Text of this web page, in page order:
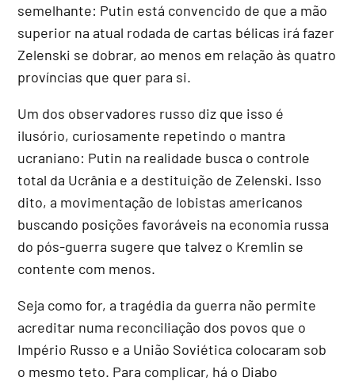
semelhante: Putin está convencido de que a mão
superior na atual rodada de cartas bélicas irá fazer
Zelenski se dobrar, ao menos em relação às quatro
províncias que quer para si.
Um dos observadores russo diz que isso é
ilusório, curiosamente repetindo o mantra
ucraniano: Putin na realidade busca o controle
total da Ucrânia e a destituição de Zelenski. Isso
dito, a movimentação de lobistas americanos
buscando posições favoráveis na economia russa
do pós-guerra sugere que talvez o Kremlin se
contente com menos.
Seja como for, a tragédia da guerra não permite
acreditar numa reconciliação dos povos que o
Império Russo e a União Soviética colocaram sob
o mesmo teto. Para complicar, há o Diabo